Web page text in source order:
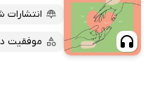
کتاب‌های متنی
انتشارات
موفقیت